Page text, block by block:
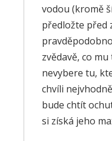
vodou (kromě
předložte před
zvědavě, co
nevybere tu,
chvíli
bude chtít
si získá jeho